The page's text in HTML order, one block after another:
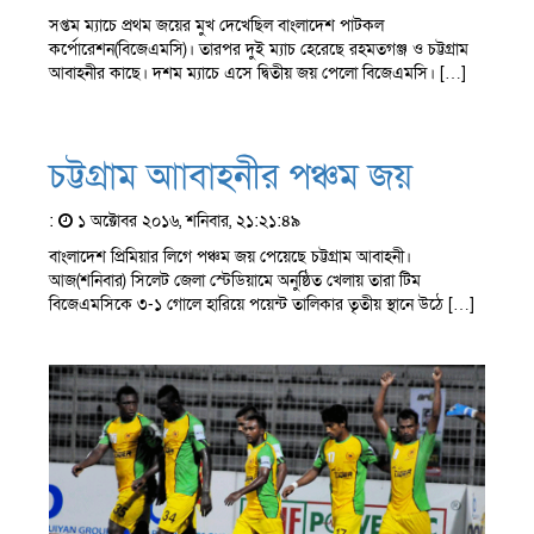
সপ্তম ম্যাচে প্রথম জয়ের মুখ দেখেছিল বাংলাদেশ পাটকল
কর্পোরেশন(বিজেএমসি)। তারপর দুই ম্যাচ হেরেছে রহমতগঞ্জ ও চট্টগ্রাম
আবাহনীর কাছে। দশম ম্যাচে এসে দ্বিতীয় জয় পেলো বিজেএমসি। […]
চট্টগ্রাম আাবাহনীর পঞ্চম জয়
:
১ অক্টোবর ২০১৬, শনিবার, ২১:২১:৪৯
বাংলাদেশ প্রিমিয়ার লিগে পঞ্চম জয় পেয়েছে চট্টগ্রাম আবাহনী।
আজ(শনিবার) সিলেট জেলা স্টেডিয়ামে অনুষ্ঠিত খেলায় তারা টিম
বিজেএমসিকে ৩-১ গোলে হারিয়ে পয়েন্ট তালিকার তৃতীয় স্থানে উঠে […]